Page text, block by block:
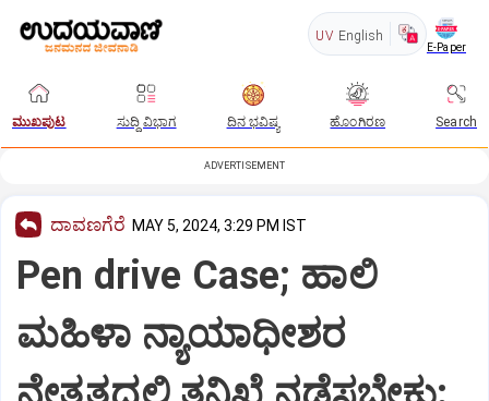
UV English
E-Paper
ಮುಖಪುಟ ಸುದ್ದಿ ವಿಭಾಗ ದಿನ ಭವಿಷ್ಯ ಹೊಂಗಿರಣ Search
ADVERTISEMENT
ದಾವಣಗೆರೆ MAY 5, 2024, 3:29 PM IST
Pen drive Case; ಹಾಲಿ
ಮಹಿಳಾ ನ್ಯಾಯಾಧೀಶರ